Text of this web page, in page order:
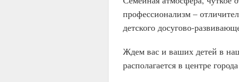
профессионализм –
детского досугово-
Ждем вас и ваших детей в
располагается в центре